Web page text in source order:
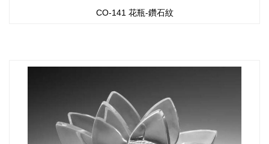
CO-141 花瓶-鑽石紋